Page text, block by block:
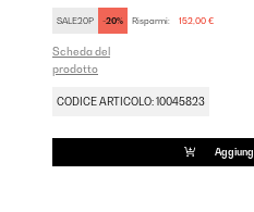
SALE20P -20% Risparmi: 152,00 €
Scheda del
prodotto
CODICE ARTICOLO: 10045823